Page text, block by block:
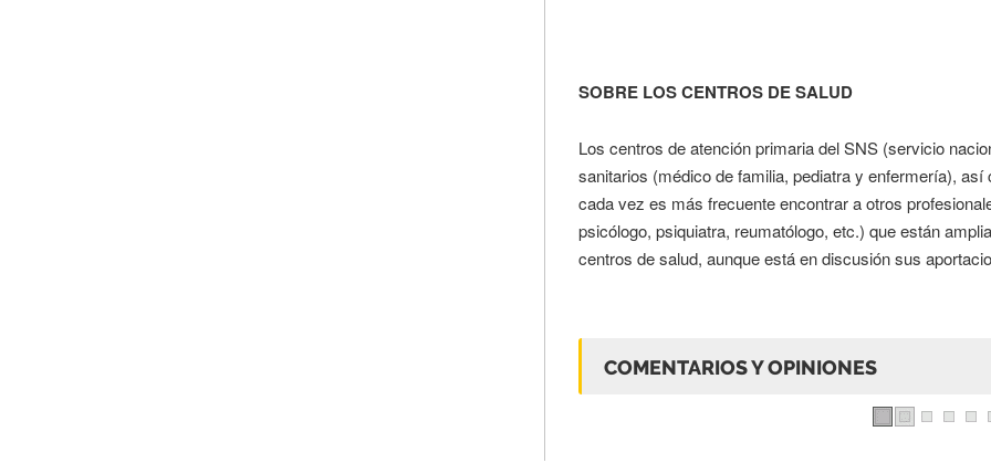
SOBRE LOS CENTROS DE SALUD
Los centros de atención primaria del SNS (servicio
sanitarios (médico de familia, pediatra y enfermería),
cada vez es más frecuente encontrar a otros
psicólogo, psiquiatra, reumatólogo, etc.) que están
centros de salud, aunque está en discusión sus
COMENTARIOS Y OPINIONES